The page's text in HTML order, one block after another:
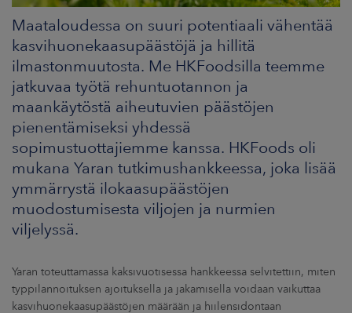
Maataloudessa on suuri potentiaali vähentää
kasvihuonekaasupäästöjä ja hillitä
ilmastonmuutosta. Me HKFoodsilla teemme
jatkuvaa työtä rehuntuotannon ja
maankäytöstä aiheutuvien päästöjen
pienentämiseksi yhdessä
sopimustuottajiemme kanssa. HKFoods oli
mukana Yaran tutkimushankkeessa, joka lisää
ymmärrystä ilokaasupäästöjen
muodostumisesta viljojen ja nurmien
viljelyssä.
Yaran toteuttamassa kaksivuotisessa hankkeessa selvitettiin, miten
typpilannoituksen ajoituksella ja jakamisella voidaan vaikuttaa
kasvihuonekaasupäästöjen määrään ja hiilensidontaan